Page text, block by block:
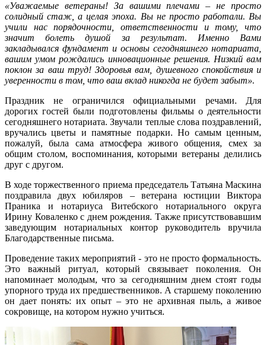
«Уважаемые ветераны! За вашими плечами – не просто
солидный стаж, а целая эпоха. Вы не просто работали. Вы
учили нас порядочности, ответственности и тому, что
значит болеть душой за результат. Именно Вами
закладывался фундамент и основы сегодняшнего нотариата,
вашим умом рождались инновационные решения. Низкий вам
поклон за ваш труд! Здоровья вам, душевного спокойствия и
уверенности в том, что ваш вклад никогда не будет забыт».
Праздник не ограничился официальными речами. Для
дорогих гостей были подготовлены фильмы о деятельности
сегодняшнего нотариата. Звучали теплые слова поздравлений,
вручались цветы и памятные подарки. Но самым ценным,
пожалуй, была сама атмосфера живого общения, смех за
общим столом, воспоминания, которыми ветераны делились
друг с другом.
В ходе торжественного приема председатель Татьяна Маскина
поздравила двух юбиляров – ветерана юстиции Виктора
Праника и нотариуса Витебского нотариального округа
Ирину Коваленко с днем рождения. Также присутствовавшим
заведующим нотариальных контор руководитель вручила
Благодарственные письма.
Проведение таких мероприятий - это не просто формальность.
Это важный ритуал, который связывает поколения. Он
напоминает молодым, что за сегодняшним днем стоят годы
упорного труда их предшественников. А старшему поколению
он дает понять: их опыт – это не архивная пыль, а живое
сокровище, на котором нужно учиться.